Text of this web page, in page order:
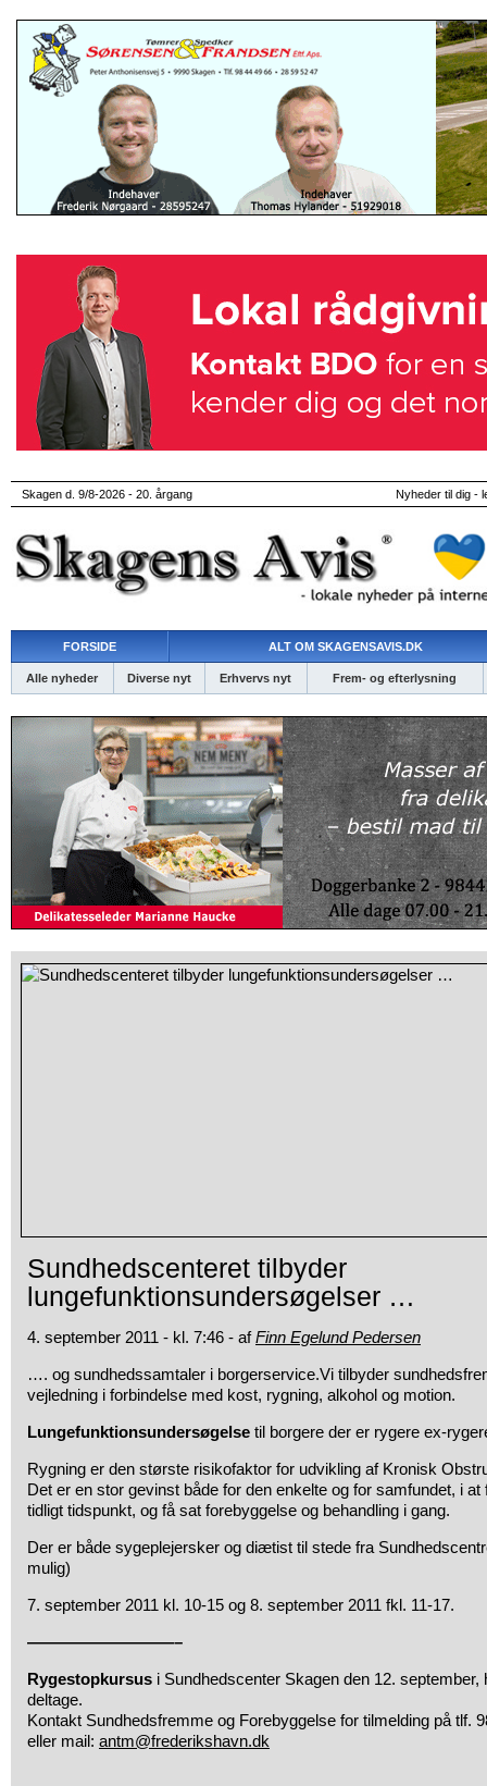
Skagen d. 9/8-2026 - 20. årgang Nyheder til dig -
FORSIDE ALT OM SKAGENSAVIS.DK
Alle nyheder Diverse nyt Erhvervs nyt Frem- og efterlysning
Sundhedscenteret tilbyder
lungefunktionsundersøgelser …
4. september 2011 - kl. 7:46 - afFinn Egelund Pedersen
…. og sundhedssamtaler i borgerservice.Vi tilbyder
vejledning i forbindelse med kost, rygning, alkohol og motion.
Lungefunktionsundersøgelse til borgere der er rygere ex-
Rygning er den største risikofaktor for udvikling af Kronisk
Det er en stor gevinst både for den enkelte og for samfundet, i at
tidligt tidspunkt, og få sat forebyggelse og behandling i gang.
Der er både sygeplejersker og diætist til stede fra
mulig)
7. september 2011 kl. 10-15 og 8. september 2011 fkl. 11-17.
—————————–
Rygestopkursus i Sundhedscenter Skagen den 12. september,
deltage.
Kontakt Sundhedsfremme og Forebyggelse for tilmelding på tlf.
eller mail: antm@frederikshavn.dk